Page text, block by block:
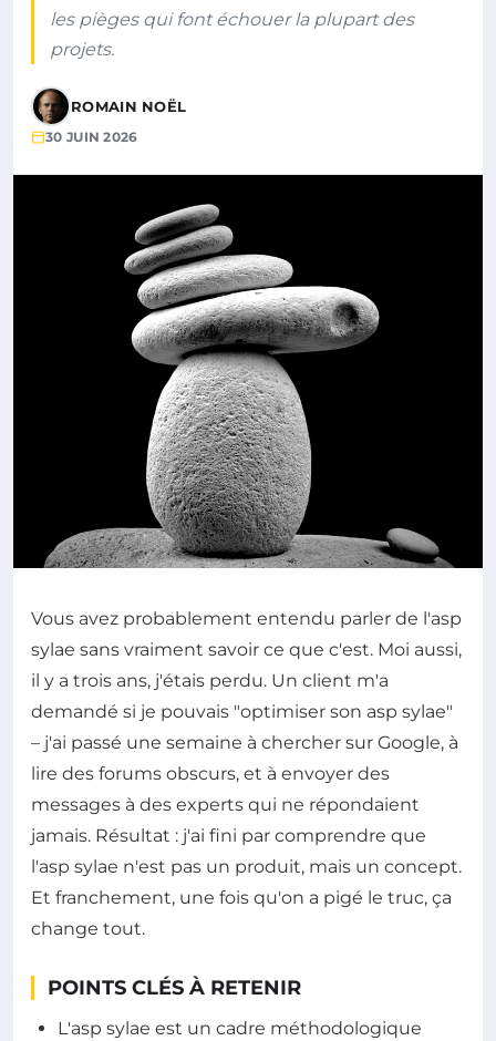
les pièges qui font échouer la plupart des
projets.
ROMAIN NOËL
30 JUIN 2026
Vous avez probablement entendu parler de l'asp
sylae sans vraiment savoir ce que c'est. Moi aussi,
il y a trois ans, j'étais perdu. Un client m'a
demandé si je pouvais "optimiser son asp sylae"
– j'ai passé une semaine à chercher sur Google, à
lire des forums obscurs, et à envoyer des
messages à des experts qui ne répondaient
jamais. Résultat : j'ai fini par comprendre que
l'asp sylae n'est pas un produit, mais un concept.
Et franchement, une fois qu'on a pigé le truc, ça
change tout.
POINTS CLÉS À RETENIR
L'asp sylae est un cadre méthodologique